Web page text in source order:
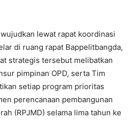
lewat rapat koordinasi
di ruang rapat Bappelitbangda,
strategis tersebut melibatkan
pimpinan OPD, serta Tim
setiap program prioritas
perencanaan pembangunan
(RPJMD) selama lima tahun ke